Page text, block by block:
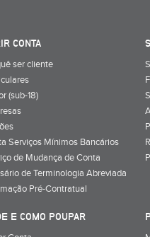
CONTA
ser cliente
(sub-18)
Serviços Mínimos Bancários
de Mudança de Conta
de Terminologia Abreviada
Pré-Contratual
E COMO POUPAR